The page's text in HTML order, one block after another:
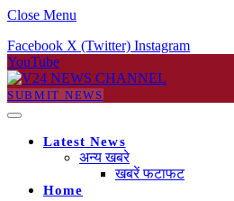
Close Menu
Facebook X (Twitter) Instagram
YouTube
SUBMIT NEWS
Latest News
अन्य खबरे
खबरें फटाफट
Home